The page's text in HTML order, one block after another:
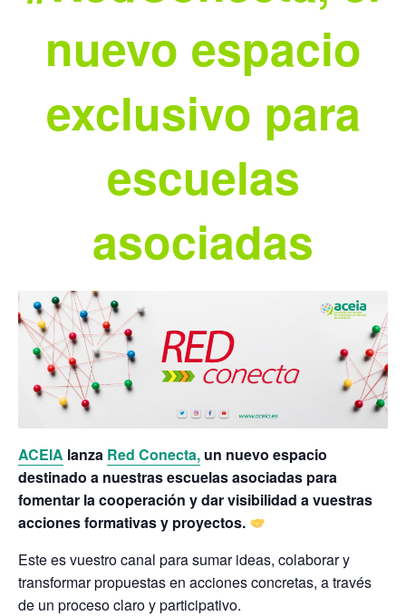
nuevo espacio
exclusivo para
escuelas
asociadas
ACEIA lanza Red Conecta, un nuevo espacio
destinado a nuestras escuelas asociadas para
fomentar la cooperación y dar visibilidad a vuestras
acciones formativas y proyectos.
Este es vuestro canal para sumar ideas, colaborar y
transformar propuestas en acciones concretas, a través
de un proceso claro y participativo.